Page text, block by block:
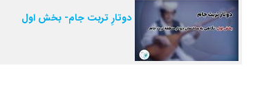
دوتارِ تربت جام- بخش اول